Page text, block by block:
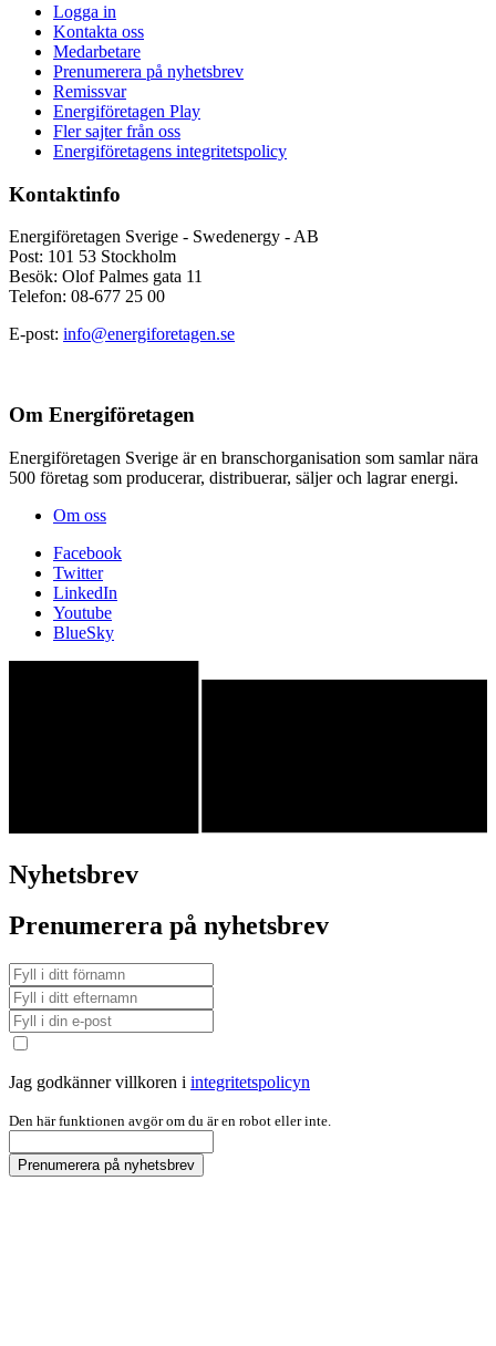
Logga in
Kontakta oss
Medarbetare
Prenumerera på nyhetsbrev
Remissvar
Energiföretagen Play
Fler sajter från oss
Energiföretagens integritetspolicy
Kontaktinfo
Energiföretagen Sverige - Swedenergy - AB
Post: 101 53 Stockholm
Besök: Olof Palmes gata 11
Telefon: 08-677 25 00
E-post: info@energiforetagen.se
Om Energiföretagen
Energiföretagen Sverige är en branschorganisation som samlar nära
500 företag som producerar, distribuerar, säljer och lagrar energi.
Om oss
Facebook
Twitter
LinkedIn
Youtube
BlueSky
Nyhetsbrev
Prenumerera på nyhetsbrev
Jag godkänner villkoren i integritetspolicyn
Den här funktionen avgör om du är en robot eller inte.